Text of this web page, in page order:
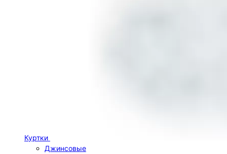
Куртки
Джинсовые